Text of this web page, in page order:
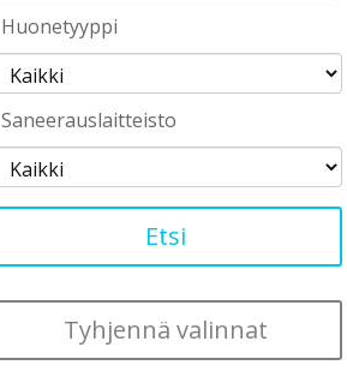
Huonetyyppi
Saneerauslaitteisto
Tyhjennä valinnat